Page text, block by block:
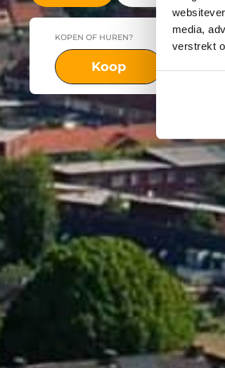
media,
verstrekt
KOPEN OF HUREN?
Koop